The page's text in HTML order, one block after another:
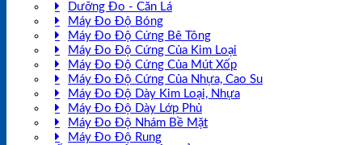
Dưỡng Đo - Căn Lá
Máy Đo Độ Bóng
Máy Đo Độ Cứng Bê Tông
Máy Đo Độ Cứng Của Kim Loại
Máy Đo Độ Cứng Của Mút Xốp
Máy Đo Độ Cứng Của Nhựa, Cao Su
Máy Đo Độ Dày Kim Loại, Nhựa
Máy Đo Độ Dày Lớp Phủ
Máy Đo Độ Nhám Bề Mặt
Máy Đo Độ Rung